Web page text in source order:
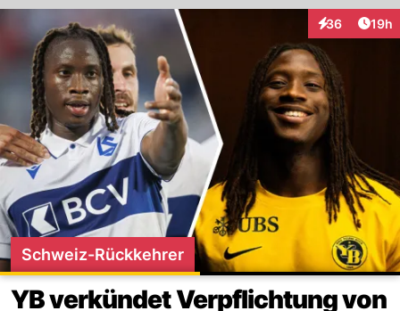
36
Interaktionen
19h
Schweiz-Rückkehrer
YB verkündet Verpflichtung von